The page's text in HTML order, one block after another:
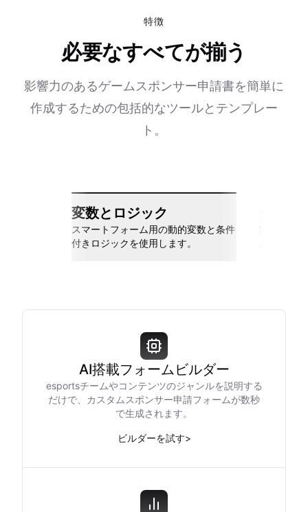
特徴
必要なすべてが揃う
影響力のあるゲームスポンサー申請書を簡単に
作成するための包括的なツールとテンプレー
ト。
変数とロジック
スマートフォーム用の動的変数と条件
付きロジックを使用します。
AI搭載フォームビルダー
esportsチームやコンテンツのジャンルを説明する
だけで、カスタムスポンサー申請フォームが数秒
で生成されます。
ビルダーを試す>